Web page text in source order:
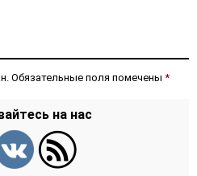
Обязательные поля помечены *
на нас